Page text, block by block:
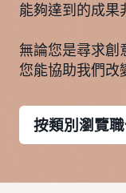
能夠達到的成果
無論您是尋求創
您能協助我們改
按類別瀏覽